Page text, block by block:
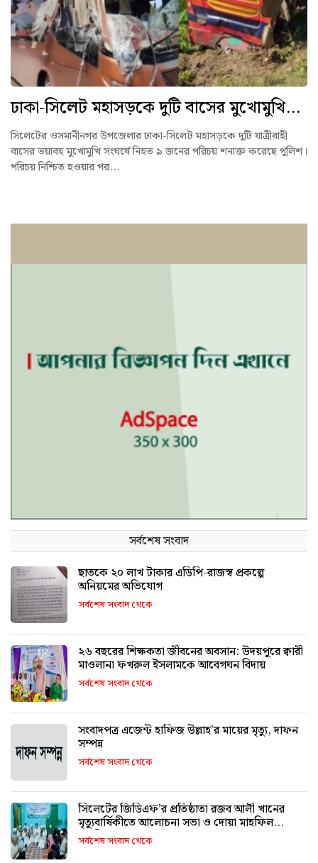
ঢাকা-সিলেট মহাসড়কে দুটি বাসের মুখোমুখি...
সিলেটের ওসমানীনগর উপজেলার ঢাকা-সিলেট মহাসড়কে দুটি যাত্রীবাহী
বাসের ভয়াবহ মুখোমুখি সংঘর্ষে নিহত ৯ জনের পরিচয় শনাক্ত করেছে পুলিশ।
পরিচয় নিশ্চিত হওয়ার পর...
সর্বশেষ সংবাদ
ছাতকে ২০ লাখ টাকার এডিপি-রাজস্ব প্রকল্পে
অনিয়মের অভিযোগ
সর্বশেষ সংবাদ থেকে
২৬ বছরের শিক্ষকতা জীবনের অবসান: উদয়পুরে ক্বারী
মাওলানা ফখরুল ইসলামকে আবেগঘন বিদায়
সর্বশেষ সংবাদ থেকে
সংবাদপত্র এজেন্ট হাফিজ উল্লাহ’র মায়ের মৃত্যু, দাফন
সম্পন্ন
সর্বশেষ সংবাদ থেকে
সিলেটের জিডিএফ’র প্রতিষ্ঠাতা রজব আলী খানের
মৃত্যুবার্ষিকীতে আলোচনা সভা ও দোয়া মাহফিল
অনুষ্ঠিত
সর্বশেষ সংবাদ থেকে